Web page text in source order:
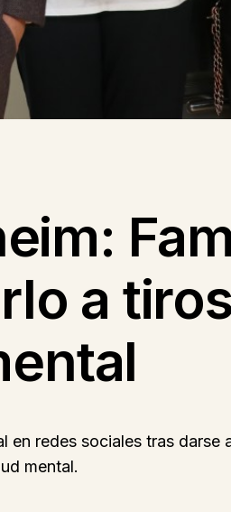
a
redes sociales tras
mental.